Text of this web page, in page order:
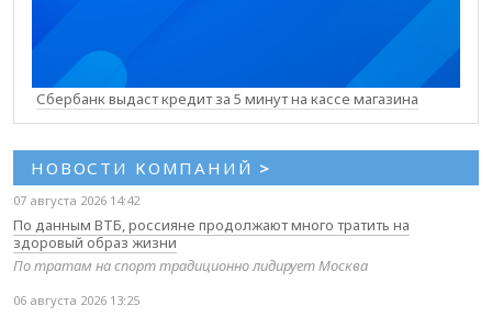
Сбербанк выдаст кредит за 5 минут на кассе магазина
НОВОСТИ КОМПАНИЙ >
07 августа 2026 14:42
По данным ВТБ, россияне продолжают много тратить на
здоровый образ жизни
По тратам на спорт традиционно лидирует Москва
06 августа 2026 13:25